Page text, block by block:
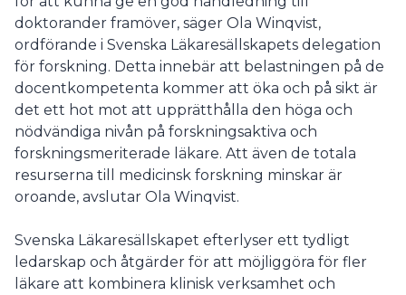
doktorander framöver, säger Ola Winqvist,
ordförande i Svenska Läkaresällskapets delegation
för forskning. Detta innebär att belastningen på de
docentkompetenta kommer att öka och på sikt är
det ett hot mot att upprätthålla den höga och
nödvändiga nivån på forskningsaktiva och
forskningsmeriterade läkare. Att även de totala
resurserna till medicinsk forskning minskar är
oroande, avslutar Ola Winqvist.
Svenska Läkaresällskapet efterlyser ett tydligt
ledarskap och åtgärder för att möjliggöra för fler
läkare att kombinera klinisk verksamhet och